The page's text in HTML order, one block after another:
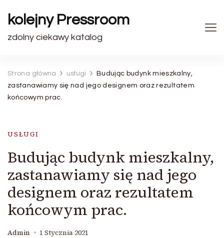
kolejny Pressroom
zdolny ciekawy katalog
Strona główna usługi
Budując budynk mieszkalny,
zastanawiamy się nad jego designem oraz rezultatem
końcowym prac.
USŁUGI
Budując budynk mieszkalny,
zastanawiamy się nad jego
designem oraz rezultatem
końcowym prac.
Admin 1 Stycznia 2021